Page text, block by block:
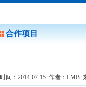
合作项目
时间：2014-07-15 作者：LMB